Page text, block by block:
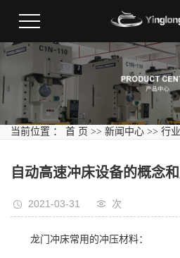
当前位置 ： 首 页 >> 新闻中心 >> 行
自动高速冲床设备的概念
2021-03-31 次
龙门冲床常用的冲压材料：